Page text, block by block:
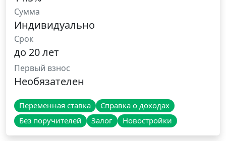
Сумма
Индивидуально
Срок
до 20 лет
Первый взнос
Необязателен
Переменная ставка
Справка о доходах
Без поручителей
Залог Новостройки